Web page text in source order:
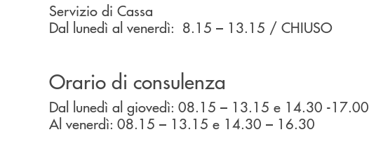
Servizio di Cassa
Dal lunedì al venerdì: 8.15 – 13.15 / CHIUSO
Orario di consulenza
Dal lunedì al giovedì: 08.15 – 13.15 e 14.30 -17.00
Al venerdì: 08.15 – 13.15 e 14.30 – 16.30